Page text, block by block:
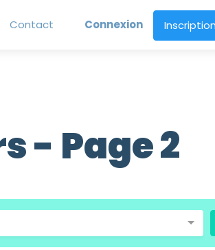
Contact Connexion Inscription
- Page 2